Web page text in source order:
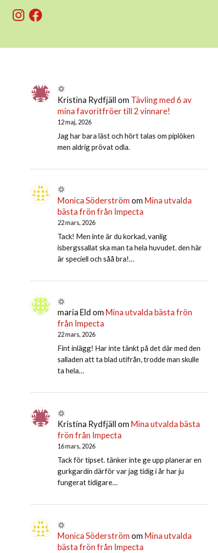
InstagramFacebook
Kristina Rydfjäll om Tävling med 6 av
mina favoritfröer till 2 vinnare!
12 maj, 2026
Jag har bara läst och hört talas om piplöken
men aldrig prövat odla.
Monica Söderström om Mina utvalda
bästa frön från Impecta
22 mars, 2026
Tack! Men inte är du korkad, vanlig
isbergssallat ska man ta hela huvudet. den här
är speciell och såå bra!…
maria Eld om Mina utvalda bästa frön
från Impecta
22 mars, 2026
Fint inlägg! Har inte tänkt på det där med den
salladen att ta blad utifrån, trodde man skulle
ta hela…
Kristina Rydfjäll om Mina utvalda bästa
frön från Impecta
16 mars, 2026
Tack för tipset. tänker inte ge upp planerar en
gurkgardin därför var jag tidig i år har ju
fungerat tidigare…
Monica Söderström om Mina utvalda
bästa frön från Impecta